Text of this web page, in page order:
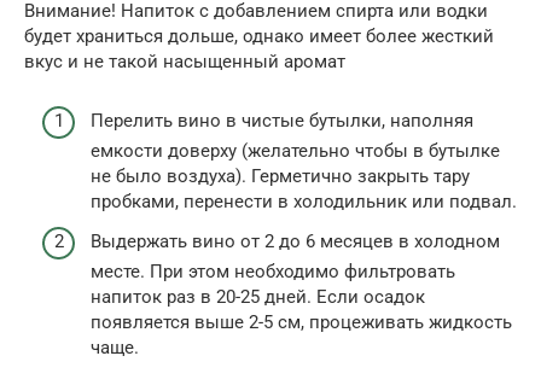
Внимание! Напиток с добавлением спирта или водки
будет храниться дольше, однако имеет более жесткий
вкус и не такой насыщенный аромат
Перелить вино в чистые бутылки, наполняя
емкости доверху (желательно чтобы в бутылке
не было воздуха). Герметично закрыть тару
пробками, перенести в холодильник или подвал.
Выдержать вино от 2 до 6 месяцев в холодном
месте. При этом необходимо фильтровать
напиток раз в 20-25 дней. Если осадок
появляется выше 2-5 см, процеживать жидкость
чаще.